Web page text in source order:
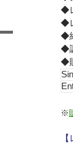
◆
◆
◆
◆
◆
※